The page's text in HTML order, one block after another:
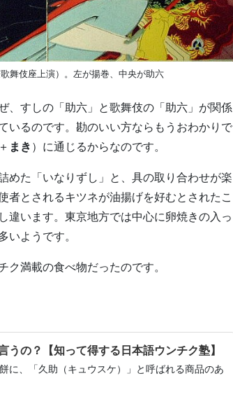
舞伎座上演）。左が揚巻、中央が助六
、すしの「助六」と歌舞伎の「助六」が関係
いるのです。勘のいい方ならもうおわかりで
まき ）に通じるからなのです。
めた「いなりずし」と、具の取り合わせが楽
者とされるキツネが油揚げを好むとされたこ
違います。東京地方では中心に卵焼きの入っ
いようです。
満載の食べ物だったのです。
の？【知って得する日本語ウンチク塾】
に、「久助（キュウスケ）」と呼ばれる商品のあ